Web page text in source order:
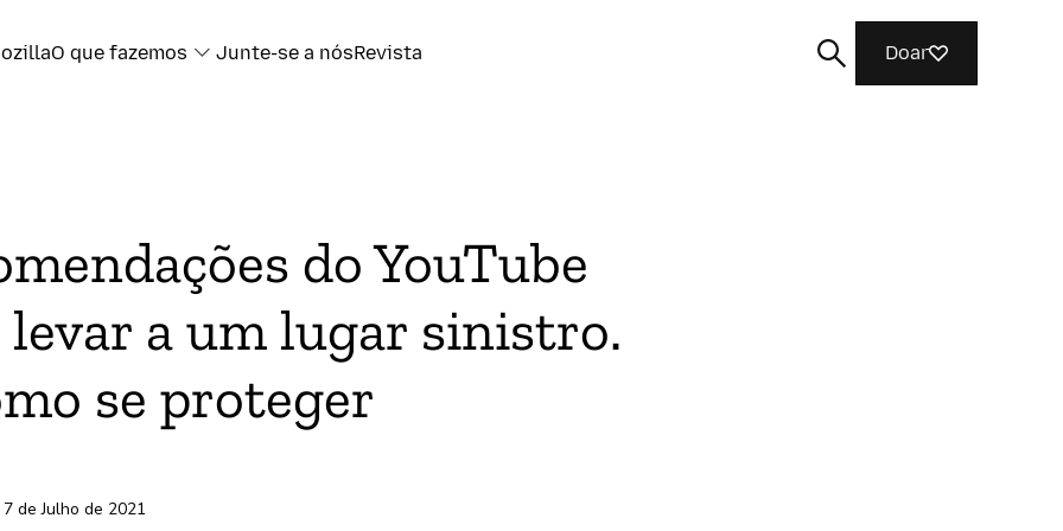
O que fazemos Junte-se a nósRevista Doar
do YouTube
levar a um lugar sinistro.
se proteger
7 de Julho de 2021